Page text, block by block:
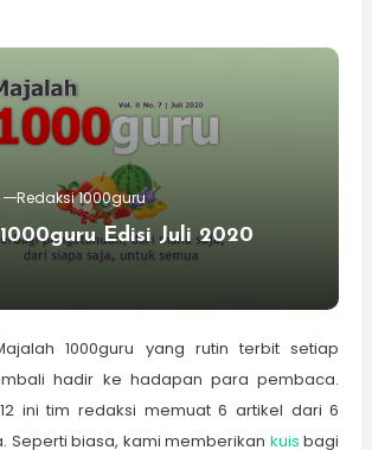
Redaksi 1000guru
Edisi Juli 2020
1000guru yang rutin terbit setiap
hadir ke hadapan para pembaca.
ini tim redaksi memuat 6 artikel dari 6
Seperti biasa, kami memberikan kuis bagi